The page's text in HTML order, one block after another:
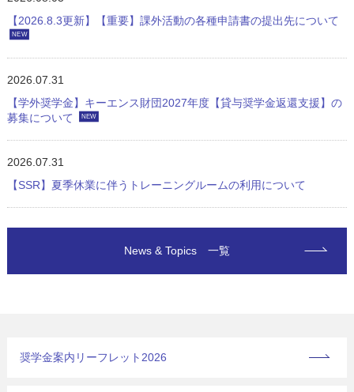
【2026.8.3更新】【重要】課外活動の各種申請書の提出先について
NEW
2026.07.31
【学外奨学金】キーエンス財団2027年度【貸与奨学金返還支援】の
募集について
NEW
2026.07.31
【SSR】夏季休業に伴うトレーニングルームの利用について
News & Topics 一覧
奨学金案内リーフレット2026